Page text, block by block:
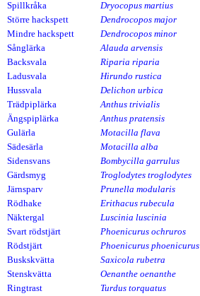
Spillkråka
Dryocopus martius
Större hackspett
Dendrocopos major
Mindre hackspett
Dendrocopos minor
Sånglärka
Alauda arvensis
Backsvala
Riparia riparia
Ladusvala
Hirundo rustica
Hussvala
Delichon urbica
Trädpiplärka
Anthus trivialis
Ängspiplärka
Anthus pratensis
Gulärla
Motacilla flava
Sädesärla
Motacilla alba
Sidensvans
Bombycilla garrulus
Gärdsmyg
Troglodytes troglodytes
Järnsparv
Prunella modularis
Rödhake
Erithacus rubecula
Näktergal
Luscinia luscinia
Svart rödstjärt
Phoenicurus ochruros
Rödstjärt
Phoenicurus phoenicurus
Buskskvätta
Saxicola rubetra
Stenskvätta
Oenanthe oenanthe
Ringtrast
Turdus torquatus